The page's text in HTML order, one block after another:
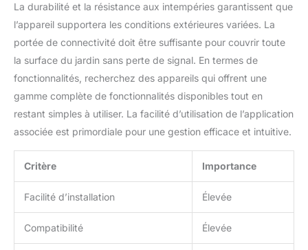
La durabilité et la résistance aux intempéries garantissent que
l’appareil supportera les conditions extérieures variées. La
portée de connectivité doit être suffisante pour couvrir toute
la surface du jardin sans perte de signal. En termes de
fonctionnalités, recherchez des appareils qui offrent une
gamme complète de fonctionnalités disponibles tout en
restant simples à utiliser. La facilité d’utilisation de l’application
associée est primordiale pour une gestion efficace et intuitive.
Critère Importance
Facilité d’installation Élevée
Compatibilité Élevée